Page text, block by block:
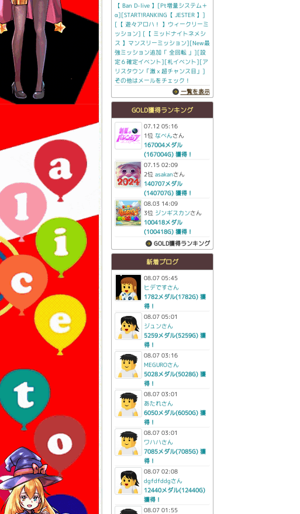
【 Ban D-live 】[Pt増量システム＋
α][START!RANKING【 JESTER 】]
[【 遊々アロハ！ 】ウィークリーミ
ッション] [【 ミッドナイトネメシ
ス 】マンスリーミッション][New最
強ミッション追加「 全回転 」][設
定６確定イベント][札イベント][ア
リスタウン「激ｘ超チャンス目」]
その他はメールをチェック！
一覧を表示
GOLD獲得ランキング
07.12 05:16
1位 なべんさん
167004メダル
(167004G) 獲得！
07.15 02:09
2位 asakanさん
140707メダル
(140707G) 獲得！
08.03 14:09
3位 ジンギスカンさん
100418メダル
(100418G) 獲得！
GOLD獲得ランキング
新着ブログ
08.07 05:45
ヒデですさん
1782メダル(1782G) 獲
得！
08.07 05:01
ジュンさん
5259メダル(5259G) 獲
得！
08.07 03:16
MEGUROさん
5028メダル(5028G) 獲
得！
08.07 03:01
あたれさん
6050メダル(6050G) 獲
得！
08.07 03:01
ワハハさん
7085メダル(7085G) 獲
得！
08.07 02:08
dgfdfddgさん
12440メダル(12440G)
獲得！
08.07 01:55